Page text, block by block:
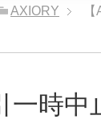
AXIORY
一時